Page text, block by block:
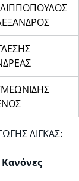
ΛΙΓΚΑΣ:
Κανόνες